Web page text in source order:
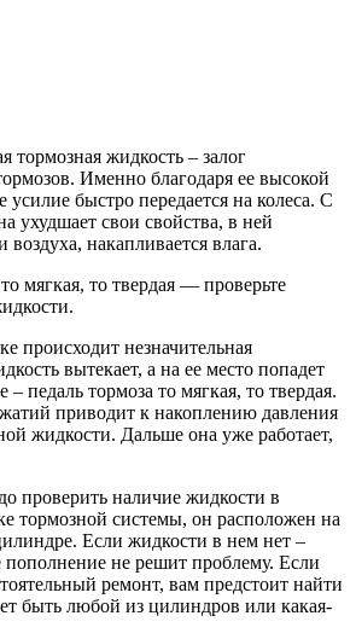
тормозная жидкость – залог
Именно благодаря ее высокой
усилие быстро передается на колеса. С
ухудшает свои свойства, в ней
воздуха, накапливается влага.
мягкая, то твердая — проверьте
происходит незначительная
вытекает, а на ее место попадет
– педаль тормоза то мягкая, то твердая.
приводит к накоплению давления
жидкости. Дальше она уже работает,
проверить наличие жидкости в
тормозной системы, он расположен на
Если жидкости в нем нет –
пополнение не решит проблему. Если
ремонт, вам предстоит найти
быть любой из цилиндров или какая-